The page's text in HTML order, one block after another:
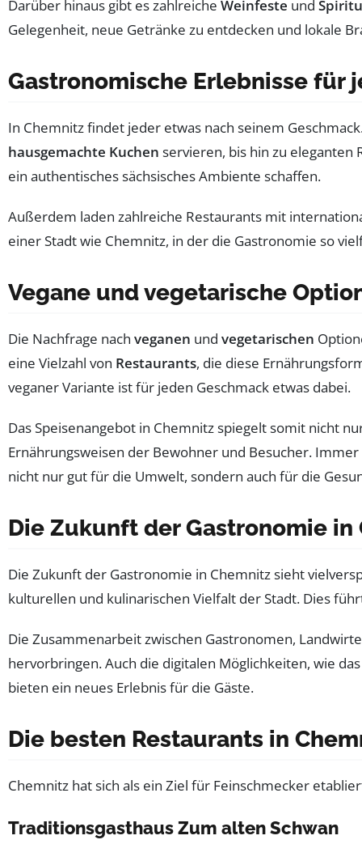
Darüber hinaus gibt es zahlreiche Weinfeste und
Gelegenheit, neue Getränke zu entdecken und lokale
Gastronomische Erlebnisse für
In Chemnitz findet jeder etwas nach seinem
hausgemachte Kuchen servieren, bis hin zu
ein authentisches sächsisches Ambiente schaffen.
Außerdem laden zahlreiche Restaurants mit
einer Stadt wie Chemnitz, in der die Gastronomie so
Vegane und vegetarische
Die Nachfrage nach veganen und vegetarischen
eine Vielzahl von Restaurants, die diese
veganer Variante ist für jeden Geschmack etwas dabei.
Das Speisenangebot in Chemnitz spiegelt somit nicht
Ernährungsweisen der Bewohner und Besucher.
nicht nur gut für die Umwelt, sondern auch für die
Die Zukunft der Gastronomie in
Die Zukunft der Gastronomie in Chemnitz sieht
kulturellen und kulinarischen Vielfalt der Stadt. Dies
Die Zusammenarbeit zwischen Gastronomen,
hervorbringen. Auch die digitalen Möglichkeiten, wie
bieten ein neues Erlebnis für die Gäste.
Die besten Restaurants in
Chemnitz hat sich als ein Ziel für Feinschmecker
Traditionsgasthaus Zum alten Schwan